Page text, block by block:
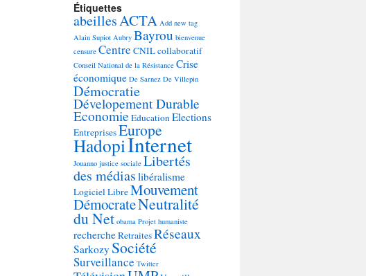
Étiquettes
abeillesACTA Add new tag
Alain Supiot Aubry Bayrou bienvenue
censure Centre CNILcollaboratif
Conseil National de la Résistance Crise
économique De Sarnez De Villepin
Démocratie
Dévelopement Durable
Economie EducationElections
EntreprisesEurope
HadopiInternet
Jouanno justice sociale Libertés
des médias libéralisme
Logiciel LibreMouvement
DémocrateNeutralité
du Net obama Projet humaniste
rechercheRetraitesRéseaux
Sarkozy Société
Surveillance Twitter